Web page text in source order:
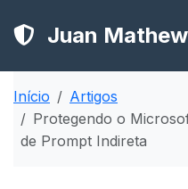
Juan
Início
Artigos
Protegendo o
de Prompt Indireta